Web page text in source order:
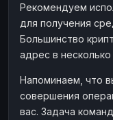
Рекомендуем
для получения
Большинство
адрес в несколько
Напоминаем, что
совершения
вас. Задача